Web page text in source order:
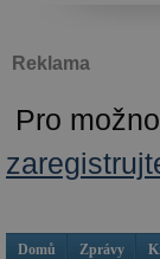
Reklama
Pro
Domů Zprávy